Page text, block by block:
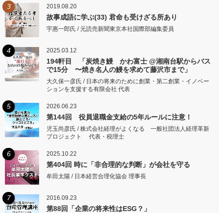
3 2019.08.20
故事成語に学ぶ(33) 君命も受けざる所あり
宇惠一郎氏 / 元読売新聞東京本社国際部編集委員
4 2025.03.12
194軒目 「炭焼き鰻 かわ富士 @湘南台駅からバス
で15分 〜焼き名人の鰻を求めて藤沢市まで」
大久保一彦氏 / 日本の将来のために創業・第二創業・イノベー
ションを支援する有限会社 代表
5 2026.06.23
第144回 役員退職金支給の5年ルールに注意！
児玉尚彦氏 / 株式会社経理がよくなる 一般社団法人経理革新
プロジェクト 代表・税理士
6 2025.10.22
第404回 時に「非合理的な判断」が会社を守る
牟田太陽 / 日本経営合理化協会 理事長
7 2016.09.23
第88回「企業の将来性はESG？」